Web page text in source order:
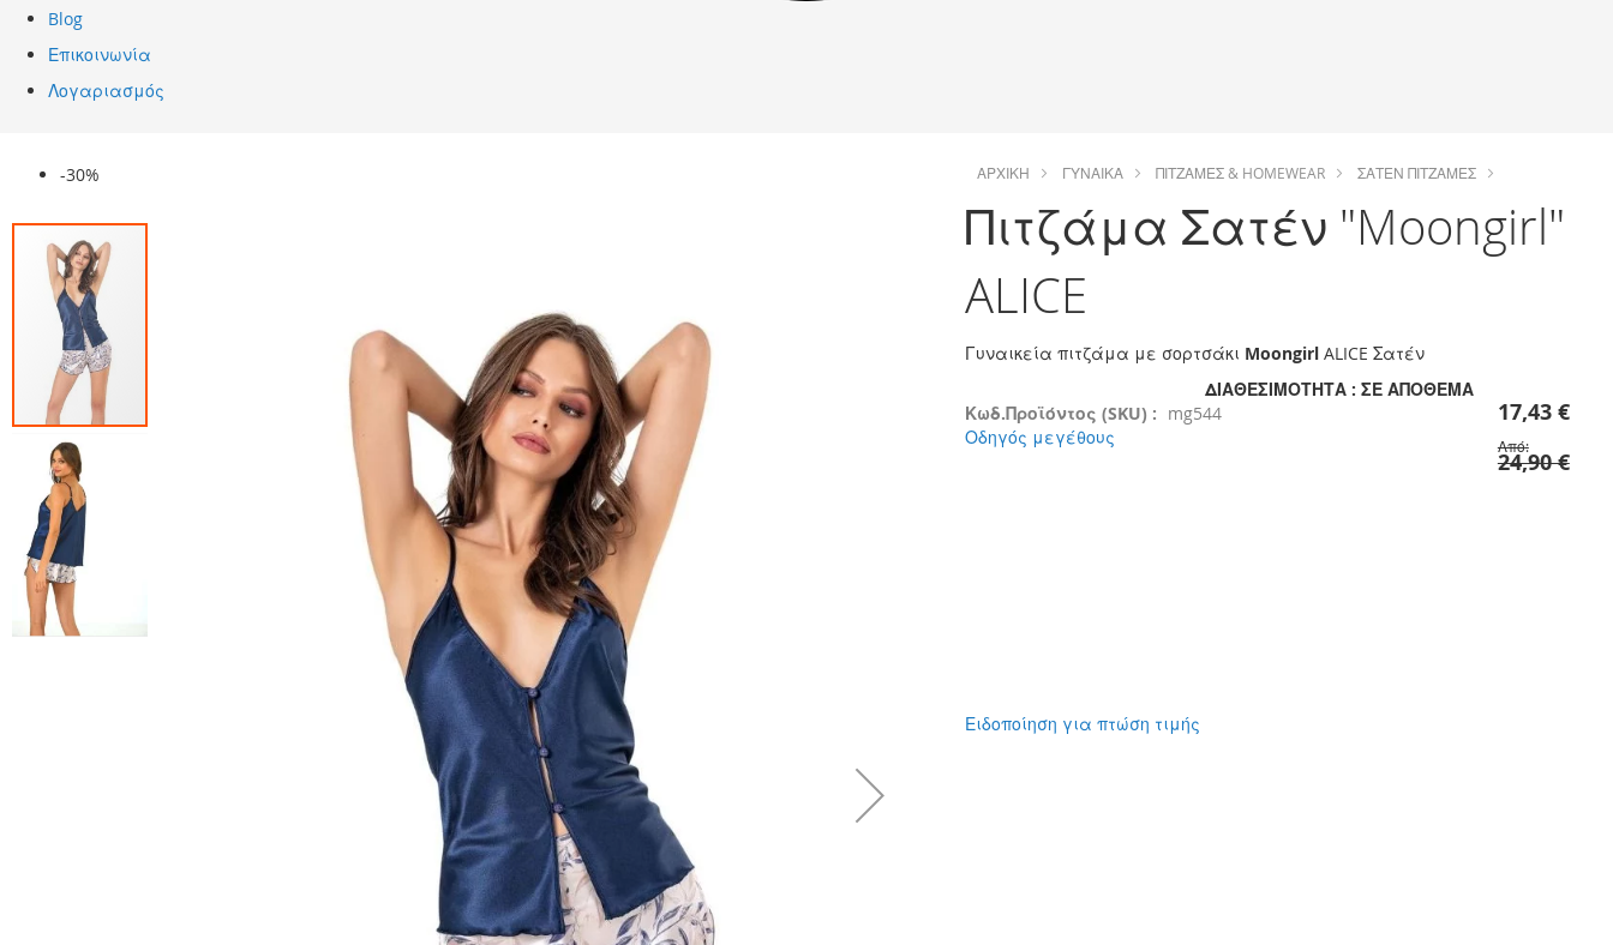
Blog
Επικοινωνία
Λογαριασμός
Skip
the
images
gallery
-30% ΑΡΧΙΚΉ ΓΥΝΑΊΚΑ ΠΙΤΖΆΜΕΣ & HOMEWEAR ΣΑΤΈΝ ΠΙΤΖΆΜΕΣ
Πιτζάμα Σατέν "Moongirl"
ALICE
Γυναικεία πιτζάμα με σορτσάκι Moongirl ALICE Σατέν
ΔΙΑΘΕΣΙΜΌΤΗΤΑ : ΣΕ ΑΠΌΘΕΜΑ
Κωδ.Προϊόντος (SKU) : mg544
Οδηγός μεγέθους
17,43 €
Από
24,90 €
Ειδοποίηση για πτώση τιμής